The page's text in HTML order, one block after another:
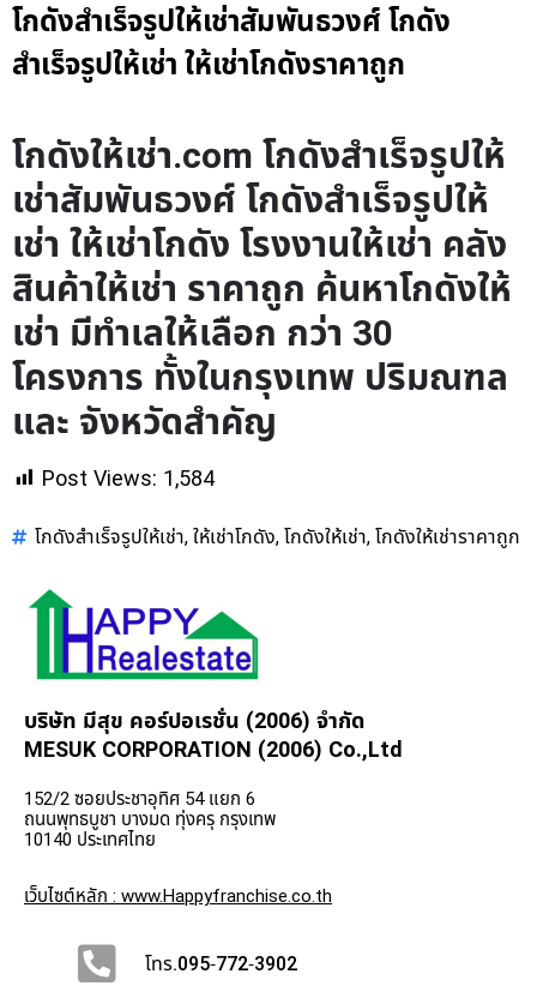
โกดังสำเร็จรูปให้เช่าสัมพันธวงศ์ โกดัง
สำเร็จรูปให้เช่า ให้เช่าโกดังราคาถูก
โกดังให้เช่า.com โกดังสำเร็จรูปให้
เช่าสัมพันธวงศ์ โกดังสำเร็จรูปให้
เช่า ให้เช่าโกดัง โรงงานให้เช่า คลัง
สินค้าให้เช่า ราคาถูก ค้นหาโกดังให้
เช่า มีทำเลให้เลือก กว่า 30
โครงการ ทั้งในกรุงเทพ ปริมณฑล
และ จังหวัดสำคัญ
Post Views: 1,584
โกดังสำเร็จรูปให้เช่า, ให้เช่าโกดัง, โกดังให้เช่า, โกดังให้เช่าราคาถูก
บริษัท มีสุข คอร์ปอเรชั่น (2006) จำกัด
MESUK CORPORATION (2006) Co.,Ltd
152/2 ซอยประชาอุทิศ 54 แยก 6
ถนนพุทธบูชา บางมด ทุ่งครุ กรุงเทพ
10140 ประเทศไทย
เว็บไซต์หลัก : www.Happyfranchise.co.th
โทร.095-772-3902